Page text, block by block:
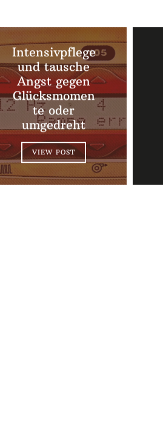
Intensivpflege
und tausche
Angst gegen
Glücksmomen
te oder
umgedreht
VIEW POST